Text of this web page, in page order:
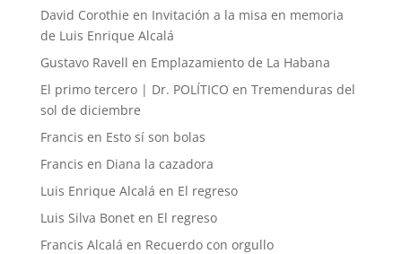
David Corothie en Invitación a la misa en memoria
de Luis Enrique Alcalá
Gustavo Ravell en Emplazamiento de La Habana
El primo tercero | Dr. POLÍTICO en Tremenduras del
sol de diciembre
Francis en Esto sí son bolas
Francis en Diana la cazadora
Luis Enrique Alcalá en El regreso
Luis Silva Boneten El regreso
Francis Alcalá en Recuerdo con orgullo